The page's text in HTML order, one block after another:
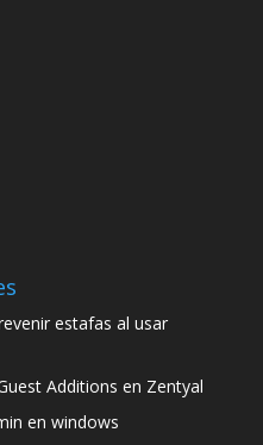
estafas al usar
Additions en Zentyal
en windows